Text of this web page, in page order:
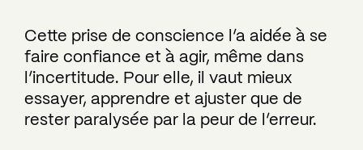
Cette prise de conscience l’a aidée à se
faire confiance et à agir, même dans
l’incertitude. Pour elle, il vaut mieux
essayer, apprendre et ajuster que de
rester paralysée par la peur de l’erreur.